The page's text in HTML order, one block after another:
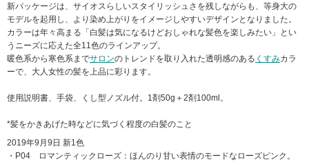
新パッケージは、サイオスらしいスタイリッシュさを残しながらも、等身大の
モデルを起用し、より染め上がりをイメージしやすいデザインとなりました。
カラーは年々高まる「白髪は気になるけどおしゃれな髪色を楽しみたい」とい
うニーズに応えた全11色のラインアップ。
暖色系から寒色系までサロンのトレンドを取り入れた透明感のある くすみカラ
ーで、大人女性の髪を上品に彩ります。
使用説明書、手袋、くし型ノズル付。1剤50g＋2剤100ml。
*髪をかきあげた時などに気づく程度の白髪のこと
2019年9月9日 新1色
・P04 ロマンティックローズ：ほんのり甘い表情のモードなローズピンク。